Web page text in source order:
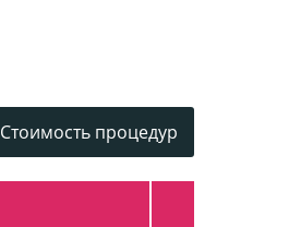
Стоимость процедур